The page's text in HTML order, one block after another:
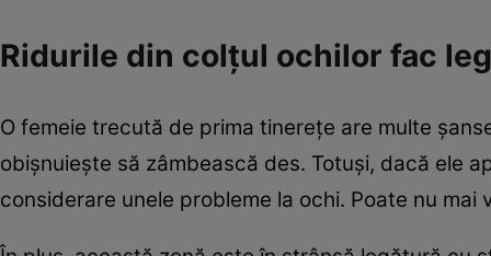
Ridurile din colţul ochilor fac
O femeie trecută de prima tinereţe are multe
obişnuieşte să zâmbească des. Totuşi, dacă ele
considerare unele probleme la ochi. Poate nu mai